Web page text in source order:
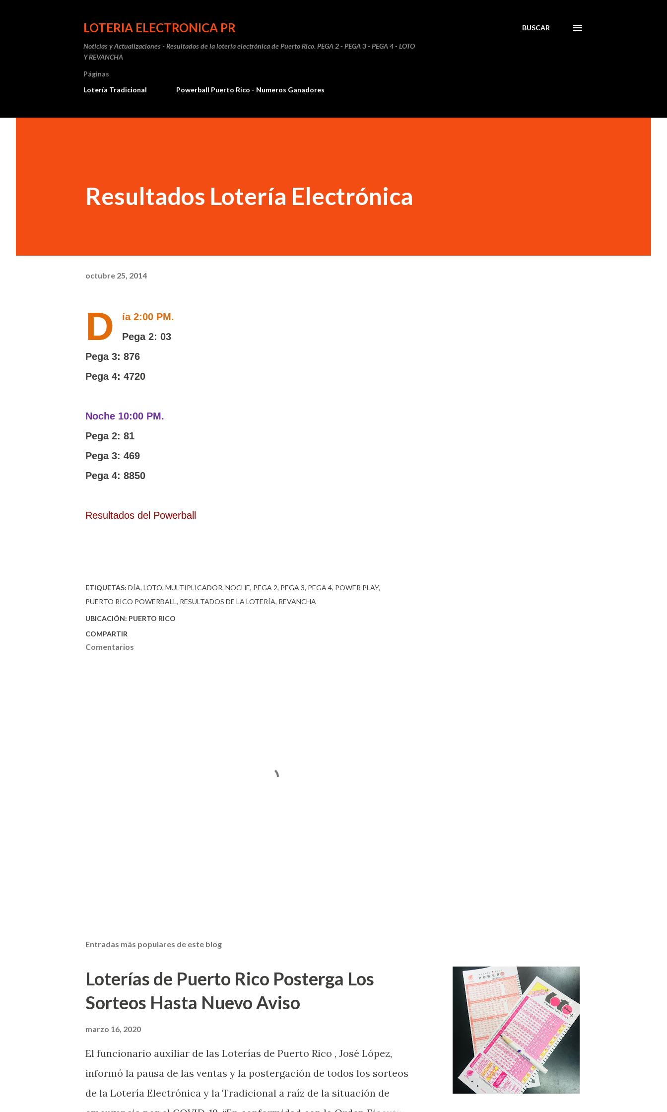
LOTERIA ELECTRONICA PR
Noticias y Actualizaciones - Resultados de la lotería electrónica de Puerto Rico. PEGA 2 - PEGA 3 - PEGA 4 - LOTO
Y REVANCHA
BUSCAR
Páginas
Lotería Tradicional
Powerball Puerto Rico - Numeros Ganadores
Resultados Lotería Electrónica
octubre 25, 2014
D
ía 2:00 PM.
Pega 2: 03
Pega 3: 876
Pega 4: 4720
Noche 10:00 PM.
Pega 2: 81
Pega 3: 469
Pega 4: 8850
Resultados del Powerball
ETIQUETAS: DÍA LOTO MULTIPLICADOR NOCHE PEGA 2 PEGA 3 PEGA 4 POWER PLAY
PUERTO RICO POWERBALL
RESULTADOS DE LA LOTERÍA REVANCHA
UBICACIÓN: PUERTO RICO
COMPARTIR
Comentarios
Entradas más populares de este blog
Loterías de Puerto Rico Posterga Los
Sorteos Hasta Nuevo Aviso
marzo 16, 2020
El funcionario auxiliar de las Loterías de Puerto Rico , José López,
informó la pausa de las ventas y la postergación de todos los sorteos
de la Lotería Electrónica y la Tradicional a raíz de la situación de